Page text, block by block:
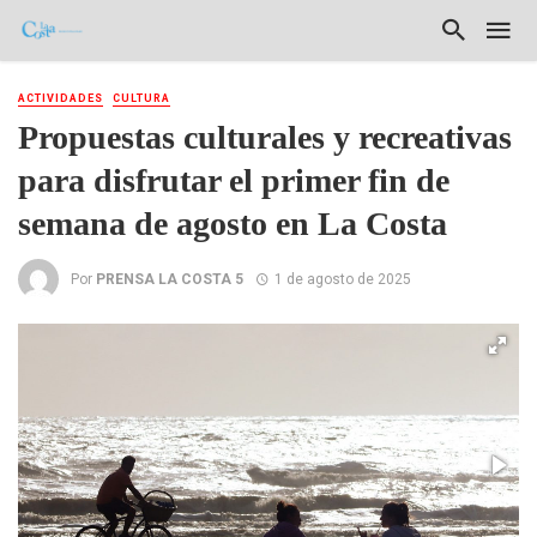
ACTIVIDADES CULTURA
Propuestas culturales y recreativas
para disfrutar el primer fin de
semana de agosto en La Costa
Por PRENSA LA COSTA 5 1 de agosto de 2025